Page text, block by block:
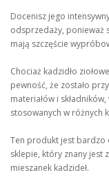
Docenisz jego
odsprzedaży, ponieważ
mają szczęście
Chociaż kadzidło
pewność, że zostało
materiałów i
stosowanych w różnych
Ten produkt jest bardzo
sklepie, który znany jest
mieszanek kadzideł.